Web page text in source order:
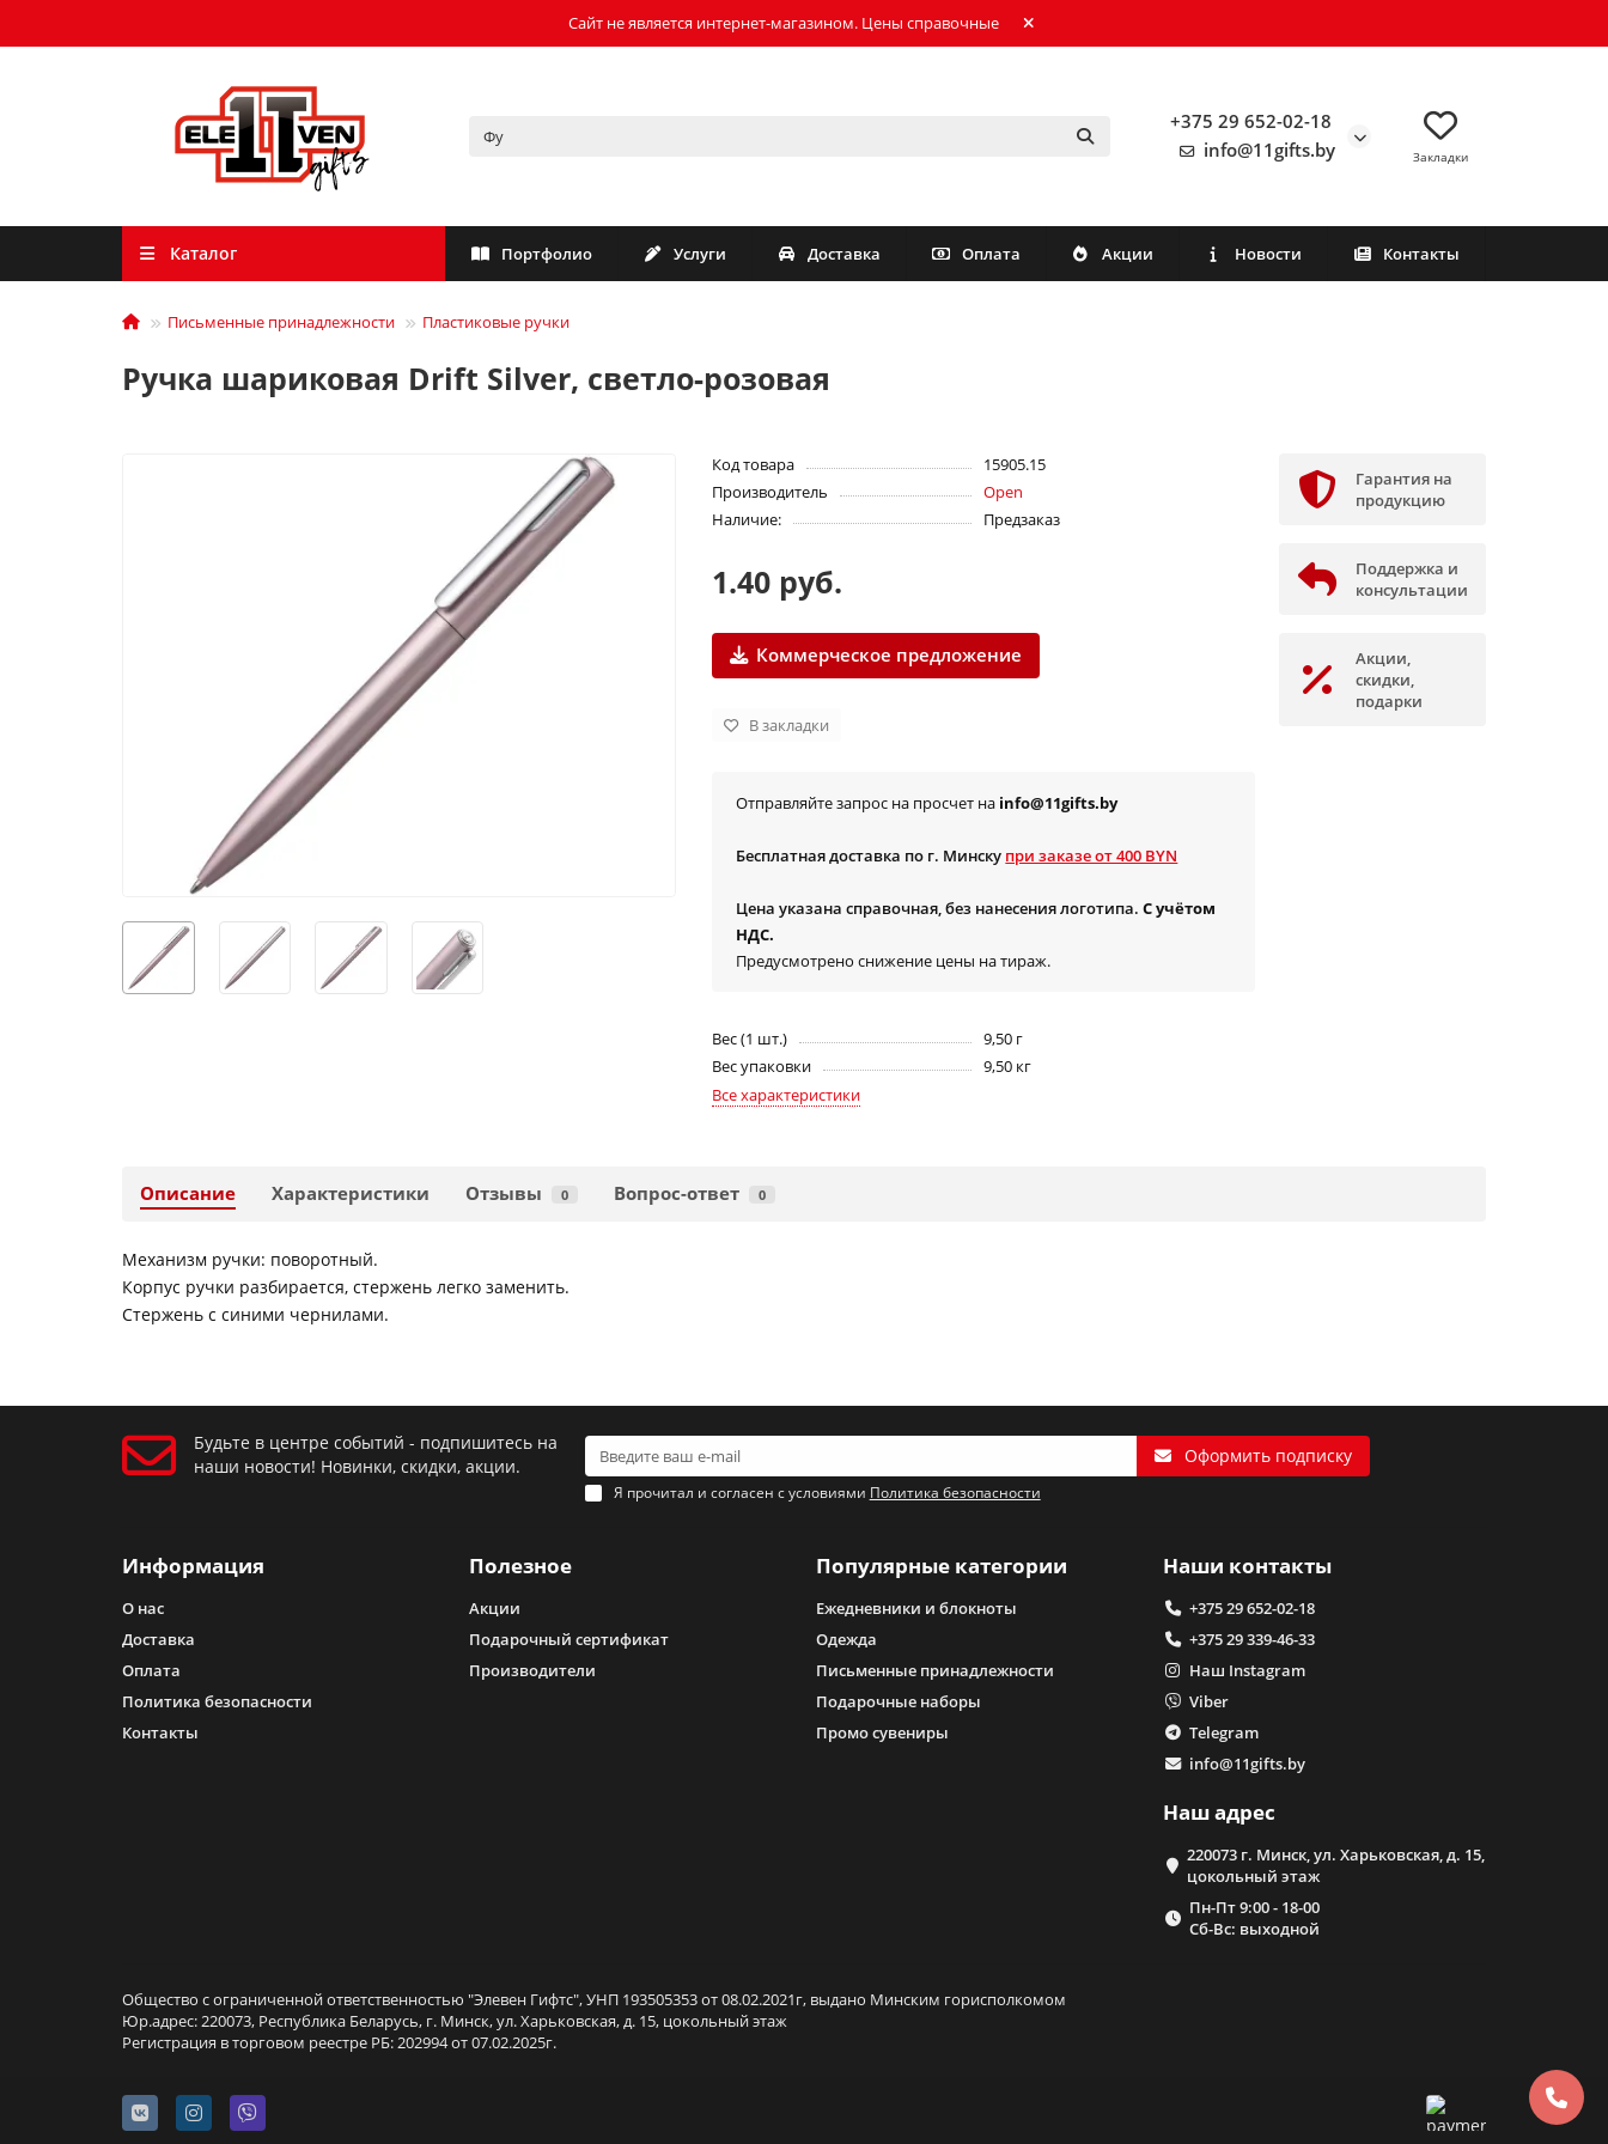
Сайт не является интернет-магазином. Цены справочные
+375 29 652-02-18
info@11gifts.by
Закладки
Каталог Портфолио Услуги Доставка Оплата Акции Новости Контакты
Письменные принадлежности Пластиковые ручки
Ручка шариковая Drift Silver, cветло-розовая
Код товара
15905.15
Производитель
Open
Наличие:
Предзаказ
1.40 руб.
Коммерческое предложение
В закладки
Отправляйте запрос на просчет на info@11gifts.by
Бесплатная доставка по г. Минску при заказе от 400 BYN
Цена указана справочная, без нанесения логотипа. С учётом
НДС.
Предусмотрено снижение цены на тираж.
Вес (1 шт.)
9,50 г
Вес упаковки
9,50 кг
Все характеристики
Гарантия на
продукцию
Поддержка и
консультации
Акции,
скидки,
подарки
Описание Характеристики Отзывы 0 Вопрос-ответ 0
Механизм ручки: поворотный.
Корпус ручки разбирается, стержень легко заменить.
Стержень с синими чернилами.
Будьте в центре событий - подпишитесь на
наши новости! Новинки, скидки, акции.
Оформить подписку
Я прочитал и согласен с условиями Политика безопасности
Информация
О нас
Доставка
Оплата
Политика безопасности
Контакты
Полезное
Акции
Подарочный сертификат
Производители
Популярные категории
Ежедневники и блокноты
Одежда
Письменные принадлежности
Подарочные наборы
Промо сувениры
Наши контакты
+375 29 652-02-18
+375 29 339-46-33
Наш Instagram
Viber
Telegram
info@11gifts.by
Наш адрес
220073 г. Минск, ул. Харьковская, д. 15,
цокольный этаж
Пн-Пт 9:00 - 18-00
Сб-Вс: выходной
Общество с ограниченной ответственностью "Элевен Гифтс", УНП 193505353 от 08.02.2021г, выдано Минским горисполкомом
Юр.адрес: 220073, Республика Беларусь, г. Минск, ул. Харьковская, д. 15, цокольный этаж
Регистрация в торговом реестре РБ: 202994 от 07.02.2025г.